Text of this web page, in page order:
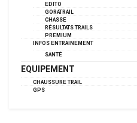
EDITO
GORATRAIL
CHASSE
RÉSULTATS TRAILS
PREMIUM
INFOS ENTRAINEMENT
SANTÉ
EQUIPEMENT
CHAUSSURE TRAIL
GPS